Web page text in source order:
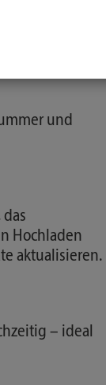
und
Hochladen
aktualisieren.
– ideal